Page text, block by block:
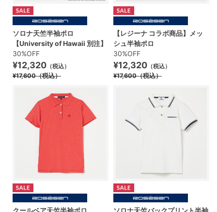
ソロナ天竺半袖ポロ
【University of Hawaii 別注】
30%OFF
¥12,320 （税込）
¥17,600（税込）
【レジーナ コラボ商品】メッ
シュ半袖ポロ
30%OFF
¥12,320 （税込）
¥17,600（税込）